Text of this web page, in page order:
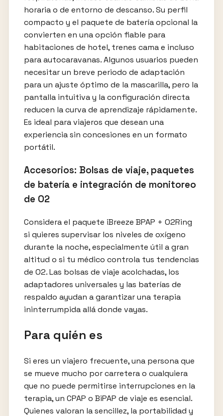
horaria o de entorno de descanso. Su perfil
compacto y el paquete de batería opcional la
convierten en una opción fiable para
habitaciones de hotel, trenes cama e incluso
para autocaravanas. Algunos usuarios pueden
necesitar un breve periodo de adaptación
para un ajuste óptimo de la mascarilla, pero la
pantalla intuitiva y la configuración directa
reducen la curva de aprendizaje rápidamente.
Es ideal para viajeros que desean una
experiencia sin concesiones en un formato
portátil.
Accesorios: Bolsas de viaje, paquetes
de batería e integración de monitoreo
de O2
Considera el paquete iBreeze BPAP + O2Ring
si quieres supervisar los niveles de oxígeno
durante la noche, especialmente útil a gran
altitud o si tu médico controla tus tendencias
de O2. Las bolsas de viaje acolchadas, los
adaptadores universales y las baterías de
respaldo ayudan a garantizar una terapia
ininterrumpida allá donde vayas.
Para quién es
Si eres un viajero frecuente, una persona que
se mueve mucho por carretera o cualquiera
que no puede permitirse interrupciones en la
terapia, un CPAP o BiPAP de viaje es esencial.
Quienes valoran la sencillez, la portabilidad y